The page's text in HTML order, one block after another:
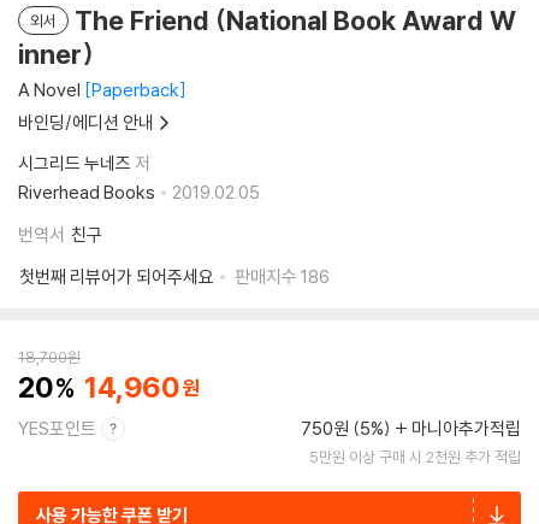
외서
The Friend (National Book Award W
inner)
A Novel Paperback
바인딩/에디션 안내
시그리드 누네즈 저
Riverhead Books
2019.02.05.
번역서 친구
첫번째 리뷰어가 되어주세요
판매지수 186
18,700원
20 14,960
YES포인트 750원 (5%) 마니아추가적립
5만원 이상 구매 시 2천원 추가 적립
사용 가능한 쿠폰 받기